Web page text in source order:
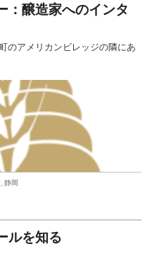
：醸造家へのインタ
のアメリカンビレッジの隣にあ
静岡
ルを知る